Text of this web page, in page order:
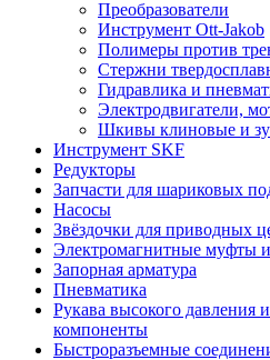
Преобразователи
Инструмент Ott-Jakob
Полимеры против
Стержни
Гидравлика и
Электродвигатели,
Шкивы клиновые и
Инструмент SKF
Редукторы
Запчасти для шариковых
Насосы
Звёздочки для приводных
Электромагнитные муфты и
Запорная арматура
Пневматика
Рукава высокого давления
компоненты
Быстроразъемные